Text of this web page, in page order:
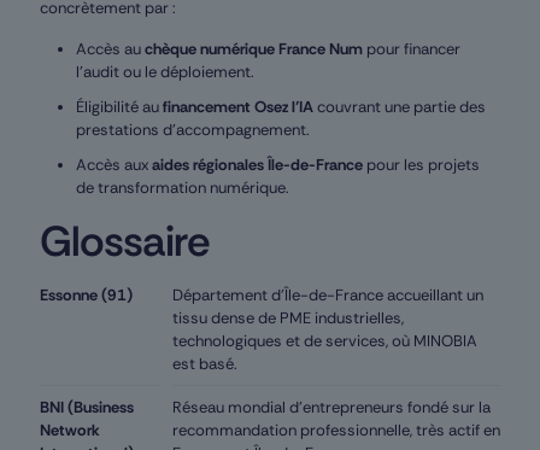
concrètement par :
Accès auchèque numérique France Num pour financer
l’audit ou le déploiement.
Éligibilité aufinancement Osez l’IAcouvrant une partie des
prestations d’accompagnement.
Accès auxaides régionales Île-de-France pour les projets
de transformation numérique.
Glossaire
Essonne (91)
Département d’Île-de-France accueillant un
tissu dense de PME industrielles,
technologiques et de services, où MINOBIA
est basé.
BNI (Business
Network
Réseau mondial d’entrepreneurs fondé sur la
recommandation professionnelle, très actif en